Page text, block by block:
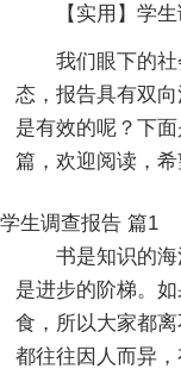
【实用】学
我们眼下的
态，报告具有双
是有效的呢？下
篇，欢迎阅读，希
学生调查报告 篇1
书是知识的
是进步的阶梯。
食，所以大家都
都往往因人而异